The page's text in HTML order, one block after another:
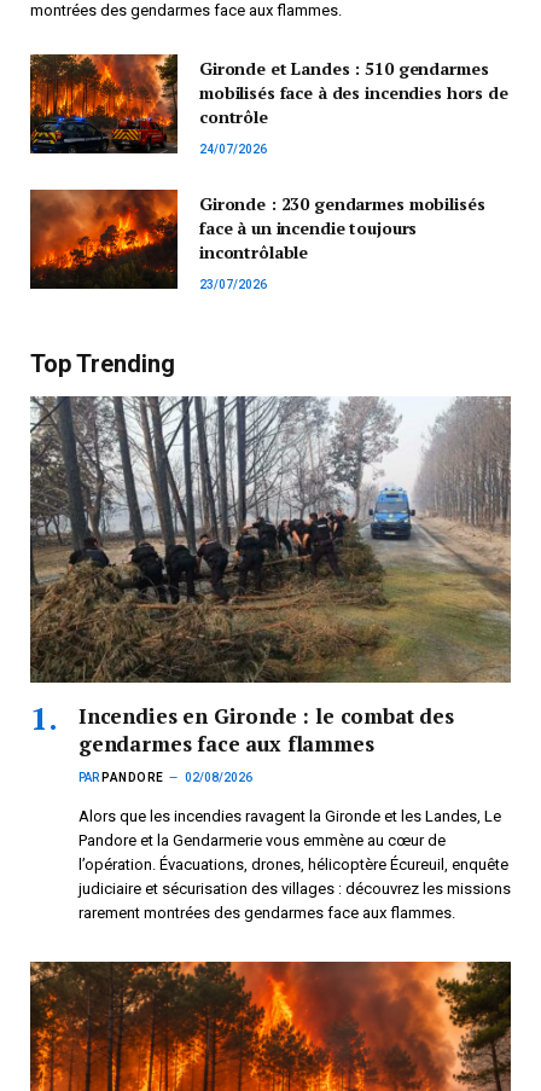
montrées des gendarmes face aux flammes.
Gironde et Landes : 510 gendarmes
mobilisés face à des incendies hors de
contrôle
24/07/2026
Gironde : 230 gendarmes mobilisés
face à un incendie toujours
incontrôlable
23/07/2026
Top Trending
Incendies en Gironde : le combat des
gendarmes face aux flammes
PAR PANDORE 02/08/2026
Alors que les incendies ravagent la Gironde et les Landes, Le
Pandore et la Gendarmerie vous emmène au cœur de
l’opération. Évacuations, drones, hélicoptère Écureuil, enquête
judiciaire et sécurisation des villages : découvrez les missions
rarement montrées des gendarmes face aux flammes.